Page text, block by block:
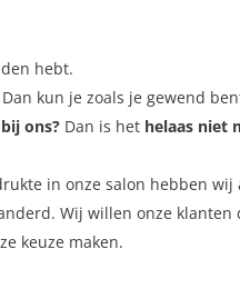
hebt.
kun je zoals je gewend
ons? Dan is het helaas niet
in onze salon hebben
Wij willen onze
keuze maken.